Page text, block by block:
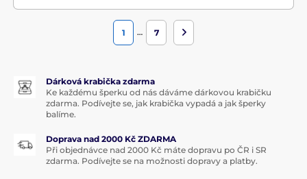
1 … 7
Dárková krabička zdarma
Ke každému šperku od nás dáváme dárkovou krabičku
zdarma. Podívejte se, jak krabička vypadá a jak šperky
balíme.
Doprava nad 2000 Kč ZDARMA
Při objednávce nad 2000 Kč máte dopravu po ČR i SR
zdarma. Podívejte se na možnosti dopravy a platby.